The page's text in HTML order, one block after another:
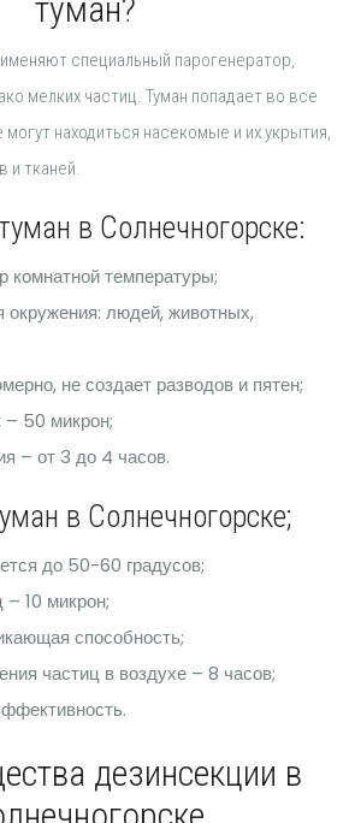
туман?
специальный парогенератор,
мелких частиц. Туман попадает во все
находиться насекомые и их укрытия,
и тканей.
в Солнечногорске:
комнатной температуры;
окружения: людей, животных,
не создает разводов и пятен;
– 50 микрон;
– от 3 до 4 часов.
в Солнечногорске;
до 50-60 градусов;
– 10 микрон;
способность;
частиц в воздухе – 8 часов;
дезинсекции в